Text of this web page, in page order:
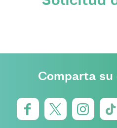
Comparta